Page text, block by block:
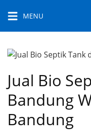
content
MENU
Jual Bio
Bandung
Bandung